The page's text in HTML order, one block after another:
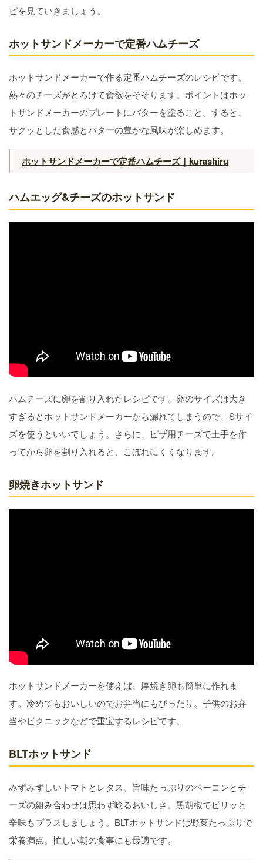
ピを見ていきましょう。
ホットサンドメーカーで定番ハムチーズ
ホットサンドメーカーで作る定番ハムチーズのレシピです。
熱々のチーズがとろけて食欲をそそります。ポイントはホッ
トサンドメーカーのプレートにバターを塗ること。すると、
サクッとした食感とバターの豊かな風味が楽しめます。
ホットサンドメーカーで定番ハムチーズ｜kurashiru
ハムエッグ&チーズのホットサンド
ハムチーズに卵を割り入れたレシピです。卵のサイズは大き
すぎるとホットサンドメーカーから漏れてしまうので、Sサイ
ズを使うといいでしょう。さらに、ピザ用チーズで土手を作
ってから卵を割り入れると、こぼれにくくなります。
卵焼きホットサンド
ホットサンドメーカーを使えば、厚焼き卵も簡単に作れま
す。冷めてもおいしいのでお弁当にもぴったり。子供のお弁
当やピクニックなどで重宝するレシピです。
BLTホットサンド
みずみずしいトマトとレタス、旨味たっぷりのベーコンとチ
ーズの組み合わせは思わず唸るおいしさ。黒胡椒でピリッと
辛味もプラスしましょう。BLTホットサンドは野菜たっぷりで
栄養満点。忙しい朝の食事にも最適です。